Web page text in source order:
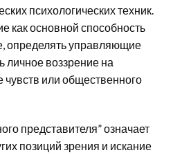
психологических техник.
как основной способность
определять управляющие
воззрение на
или общественного
представителя” означает
позиций зрения и искание